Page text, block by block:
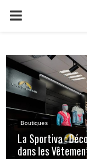
PRIMARY
Boutiques
La Sportiva :
dans les